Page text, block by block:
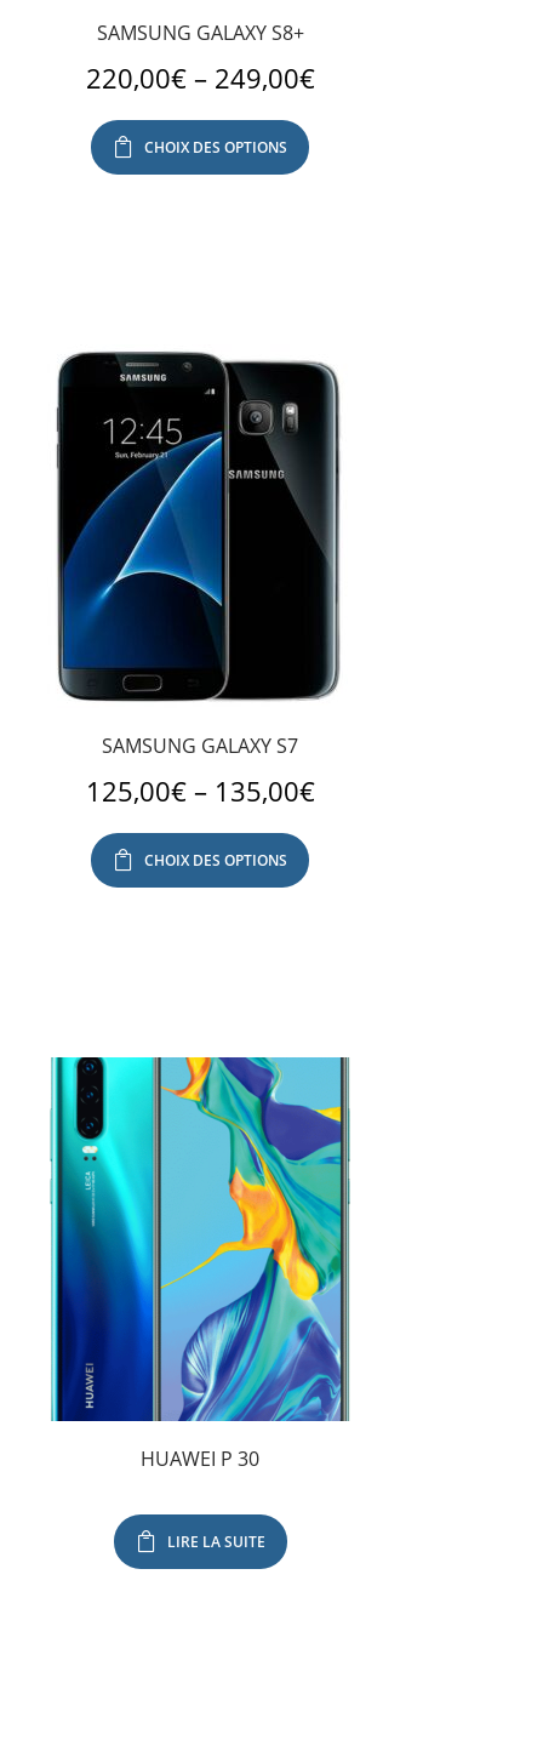
SAMSUNG GALAXY S8+
220,00€– 249,00€
CHOIX DES OPTIONS
SAMSUNG GALAXY S7
125,00€– 135,00€
CHOIX DES OPTIONS
HUAWEI P 30
LIRE LA SUITE